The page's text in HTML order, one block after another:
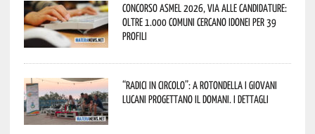
Concorso Asmel 2026, via alle candidature:
oltre 1.000 Comuni cercano idonei per 39
profili
“Radici in Circolo”: a Rotondella i giovani
lucani progettano il domani. I dettagli